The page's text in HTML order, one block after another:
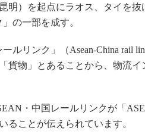
明）を起点にラオス、タイを
の一部を成す。
ルリンク」（Asean-China rail
貨物」とあることから、物流
・中国レールリンクが「
ることが伝えられています。